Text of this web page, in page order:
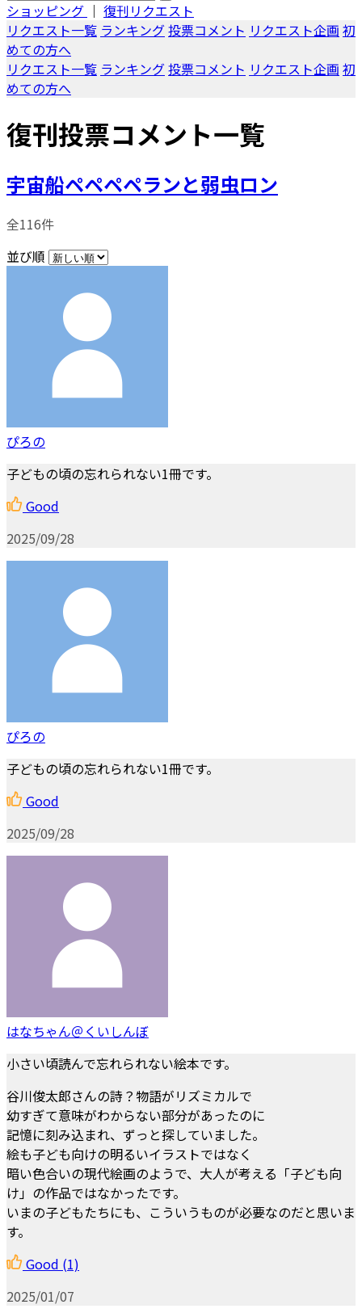
ショッピング ｜ 復刊リクエスト
リクエスト一覧 ランキング投票コメント リクエスト企画 初
めての方へ
リクエスト一覧 ランキング投票コメント リクエスト企画 初
めての方へ
復刊投票コメント一覧
宇宙船ペペペペランと弱虫ロン
全116件
並び順
ぴろの
子どもの頃の忘れられない1冊です。
Good
2025/09/28
ぴろの
子どもの頃の忘れられない1冊です。
Good
2025/09/28
はなちゃん＠くいしんぼ
小さい頃読んで忘れられない絵本です。
谷川俊太郎さんの詩？物語がリズミカルで
幼すぎて意味がわからない部分があったのに
記憶に刻み込まれ、ずっと探していました。
絵も子ども向けの明るいイラストではなく
暗い色合いの現代絵画のようで、大人が考える「子ども向
け」の作品ではなかったです。
いまの子どもたちにも、こういうものが必要なのだと思いま
す。
Good (1)
2025/01/07